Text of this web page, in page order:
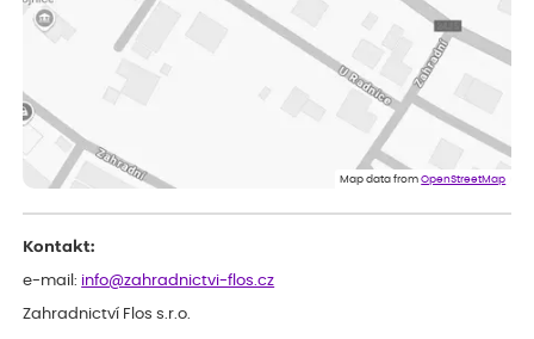
ověřený nákup před 1 dnem
Jana
Flos je nejlepší &#129321;
Map data fromOpenStreetMap
Kontakt:
e-mail: info@zahradnictvi-flos.cz
Zahradnictví Flos s.r.o.